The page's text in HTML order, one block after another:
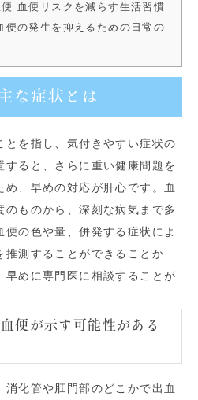
血便リスクを減らす生活習慣
の発生を抑えるための日常の
な症状とは
とを指し、気付きやすい症状の
ると、さらに重い健康問題を
め、早めの対応が肝心です。血
ものから、深刻な病気まで多
の色や量、併発する症状によ
推測することができることか
早めに専門医に相談することが
便が示す可能性がある
消化管や肛門部のどこかで出血